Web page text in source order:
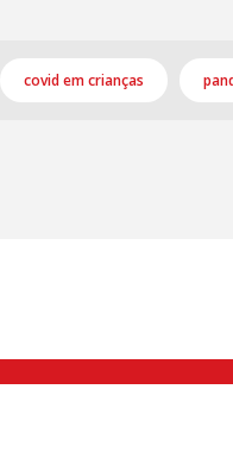
covid em crianças
Brás, São Paulo/SP | Telefone